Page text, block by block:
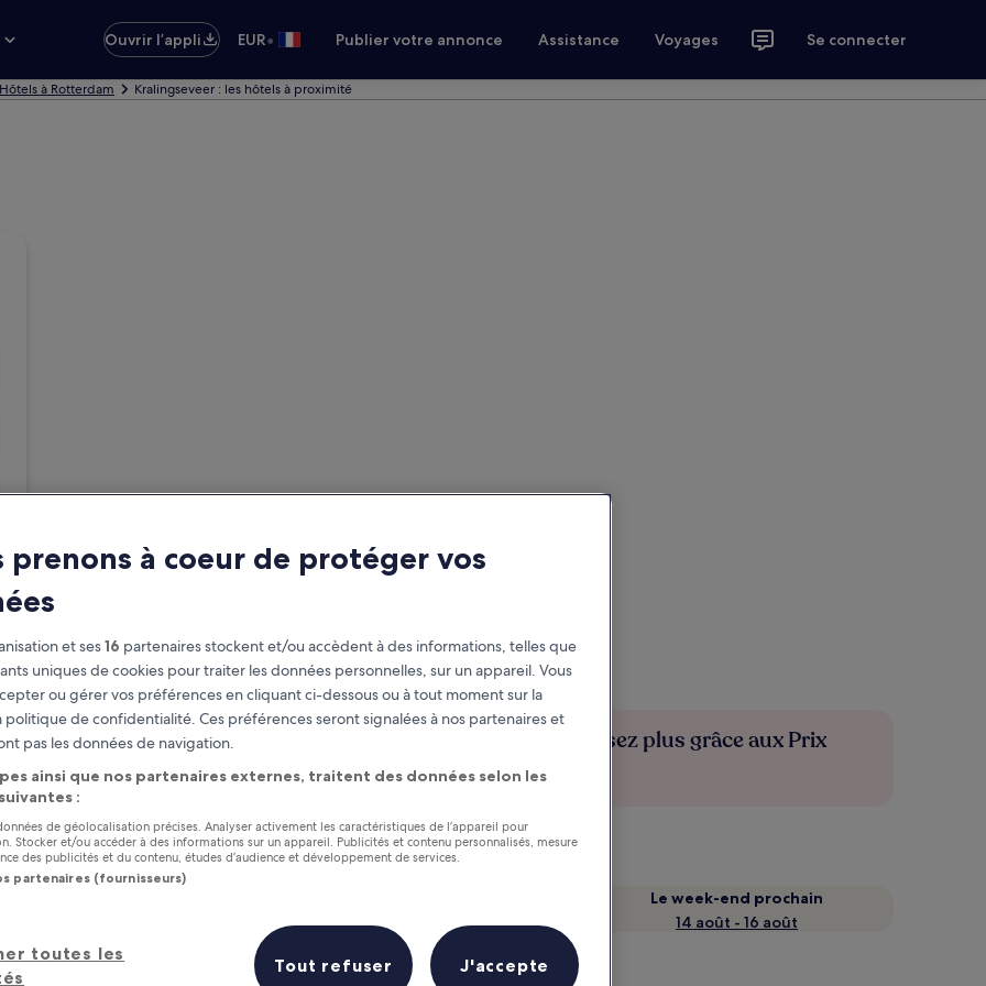
Ouvrir l’appli EUR• Publier votre annonce Assistance Voyages Se connecter
Hôtels à Rotterdam Kralingseveer : les hôtels à proximité
Gagnez des récompenses pour
chaque nuit séjournée
Économisez plus grâce aux Prix
membres
7 août - 9 août
Le week-end prochain
14 août - 16 août
hôtels en un coup d’œil
prenons à coeur de protéger vos
et ses16 partenaires stockent et/ou accèdent à des informations, telles que
uniques de cookies pour traiter les données personnelles, sur un appareil. Vous
ou gérer vos préférences en cliquant ci-dessous ou à tout moment sur la
politique de confidentialité. Ces préférences seront signalées à nos partenaires et
pas les données de navigation.
ainsi que nos partenaires externes, traitent des données selon les
:
de géolocalisation précises. Analyser activement les caractéristiques de l’appareil pour
Stocker et/ou accéder à des informations sur un appareil. Publicités et contenu personnalisés, mesure
des publicités et du contenu, études d’audience et développement de services.
partenaires (fournisseurs)
toutes les
Tout refuser J'accepte